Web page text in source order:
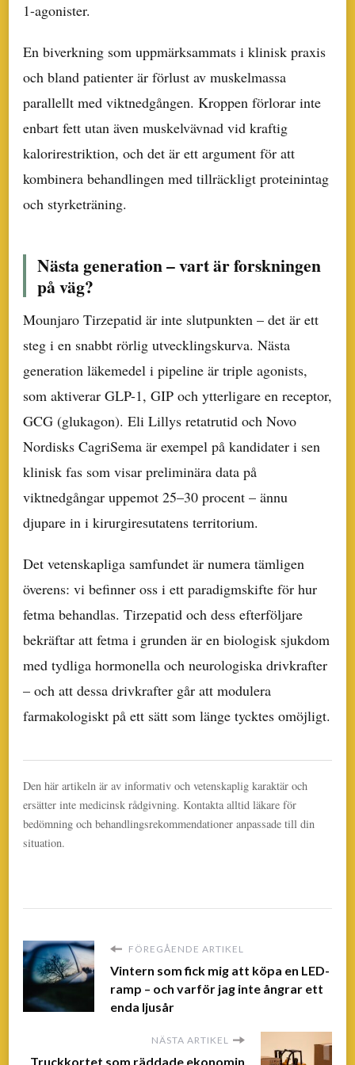
1-agonister.
En biverkning som uppmärksammats i klinisk praxis
och bland patienter är förlust av muskelmassa
parallellt med viktnedgången. Kroppen förlorar inte
enbart fett utan även muskelvävnad vid kraftig
kalorirestriktion, och det är ett argument för att
kombinera behandlingen med tillräckligt proteinintag
och styrketräning.
Nästa generation – vart är forskningen
på väg?
Mounjaro Tirzepatid är inte slutpunkten – det är ett
steg i en snabbt rörlig utvecklingskurva. Nästa
generation läkemedel i pipeline är triple agonists,
som aktiverar GLP-1, GIP och ytterligare en receptor,
GCG (glukagon). Eli Lillys retatrutid och Novo
Nordisks CagriSema är exempel på kandidater i sen
klinisk fas som visar preliminära data på
viktnedgångar uppemot 25–30 procent – ännu
djupare in i kirurgiresutatens territorium.
Det vetenskapliga samfundet är numera tämligen
överens: vi befinner oss i ett paradigmskifte för hur
fetma behandlas. Tirzepatid och dess efterföljare
bekräftar att fetma i grunden är en biologisk sjukdom
med tydliga hormonella och neurologiska drivkrafter
– och att dessa drivkrafter går att modulera
farmakologiskt på ett sätt som länge tycktes omöjligt.
Den här artikeln är av informativ och vetenskaplig karaktär och
ersätter inte medicinsk rådgivning. Kontakta alltid läkare för
bedömning och behandlingsrekommendationer anpassade till din
situation.
FÖREGÅENDE ARTIKEL
Vintern som fick mig att köpa en LED-
ramp – och varför jag inte ångrar ett
enda ljusår
NÄSTA ARTIKEL
Truckkortet som räddade ekonomin